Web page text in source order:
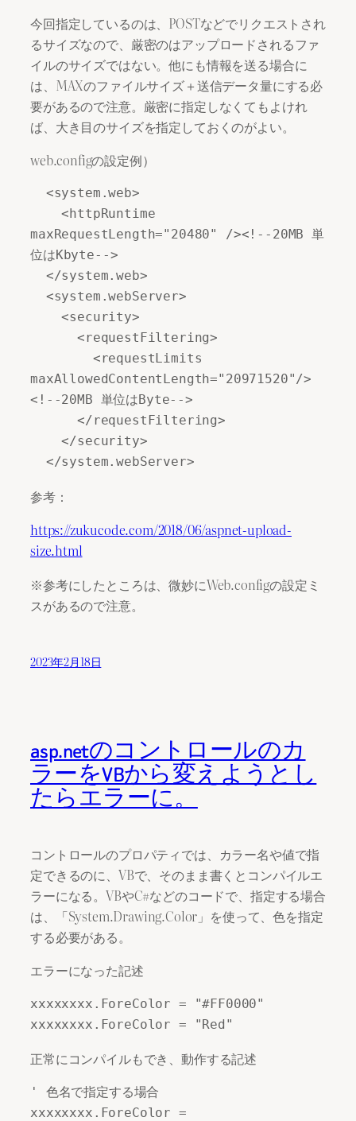
今回指定しているのは、POSTなどでリクエストされ
るサイズなので、厳密のはアップロードされるファ
イルのサイズではない。他にも情報を送る場合に
は、MAXのファイルサイズ＋送信データ量にする必
要があるので注意。厳密に指定しなくてもよけれ
ば、大き目のサイズを指定しておくのがよい。
web.configの設定例）
    <httpRuntime
maxRequestLength="20480" /><!--20MB 単
位はKbyte-->
    <security>
      <requestFiltering>
maxAllowedContentLength="20971520"/>
<!--20MB 単位はByte-->
      </requestFiltering>
    </security>
  </system.webServer>
参考：
https://zukucode.com/2018/06/aspnet-upload-
size.html
※参考にしたところは、微妙にWeb.configの設定ミ
スがあるので注意。
2023年2月18日
asp.netのコントロールのカ
ラーをVBから変えようとし
たらエラーに。
コントロールのプロパティでは、カラー名や値で指
定できるのに、VBで、そのまま書くとコンパイルエ
ラーになる。VBやC#などのコードで、指定する場合
は、「System.Drawing.Color」を使って、色を指定
する必要がある。
エラーになった記述
xxxxxxxx.ForeColor = "#FF0000"
xxxxxxxx.ForeColor = "Red"
正常にコンパイルもでき、動作する記述
' 色名で指定する場合
xxxxxxxx.ForeColor =